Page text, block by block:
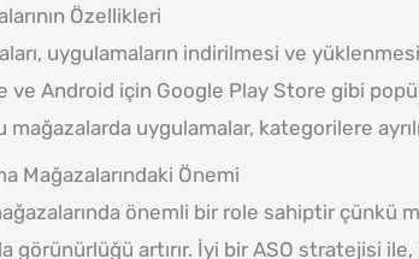
Özellikleri
uygulamaların indirilmesi ve
ve Android için Google Play Store gibi
mağazalarda uygulamalar, kategorilere
Mağazalarındaki Önemi
önemli bir role sahiptir çünkü
görünürlüğü artırır. İyi bir ASO stratejisi ile,